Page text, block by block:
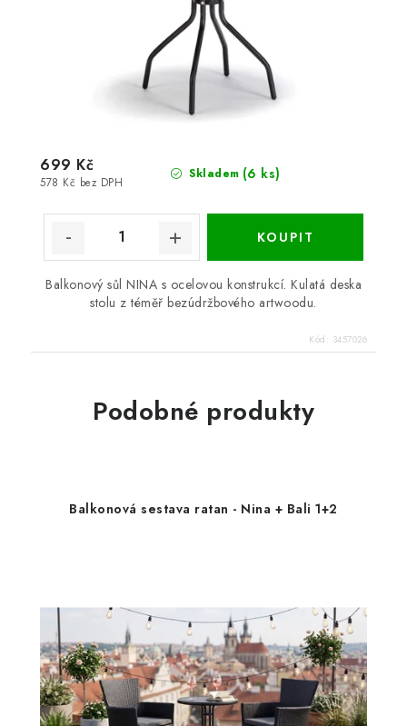
Skladem (6 ks)
578 Kč bez DPH
699 Kč
Balkonový sůl NINA s ocelovou konstrukcí. Kulatá deska
stolu z téměř bezúdržbového artwoodu.
Kód: 3457026
Podobné produkty
Balkonová sestava ratan - Nina + Bali 1+2